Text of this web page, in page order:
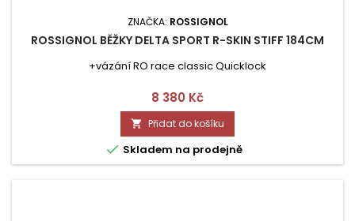
ZNAČKA: ROSSIGNOL
ROSSIGNOL BĚŽKY DELTA SPORT R-SKIN STIFF 184CM
+vázání RO race classic Quicklock
Cena
8 380 Kč
 Přidat do košíku
 Skladem na prodejně